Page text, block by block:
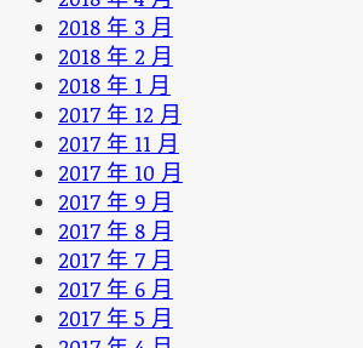
2018 年 3 月
2018 年 2 月
2018 年 1 月
2017 年 12 月
2017 年 11 月
2017 年 10 月
2017 年 9 月
2017 年 8 月
2017 年 7 月
2017 年 6 月
2017 年 5 月